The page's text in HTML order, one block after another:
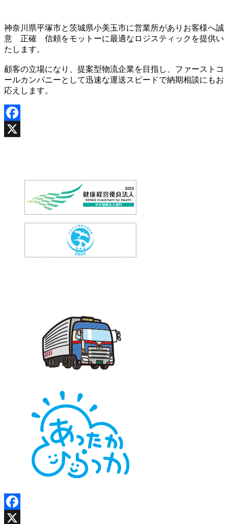
神奈川県平塚市と茨城県小美玉市に営業所がありお客様へ誠
意 正確 信頼をモットーに最適なロジスティックを提供い
たします。
顧客の立場になり、提案型物流企業を目指し、ファーストコ
ールカンパニーとして迅速な運送スピードで納期相談にもお
応えします。
Facebook
Facebook